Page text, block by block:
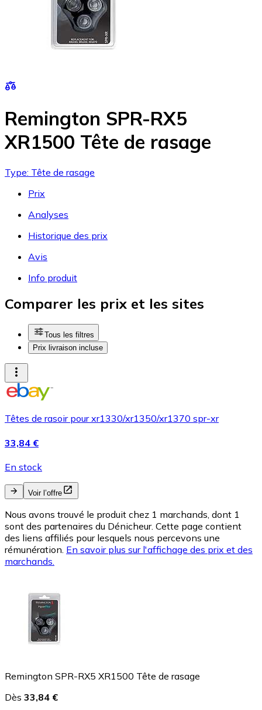
Remington SPR-RX5
XR1500 Tête de rasage
Type: Tête de rasage
Prix
Analyses
Historique des prix
Avis
Info produit
Comparer les prix et les sites
Tous les filtres
Prix livraison incluse
Têtes de rasoir pour xr1330/xr1350/xr1370 spr-xr
33,84 €
En stock
Voir l’offre
Nous avons trouvé le produit chez 1 marchands, dont 1
sont des partenaires du Dénicheur. Cette page contient
des liens affiliés pour lesquels nous percevons une
rémunération. En savoir plus sur l'affichage des prix et des
marchands.
Remington SPR-RX5 XR1500 Tête de rasage
Dès 33,84 €